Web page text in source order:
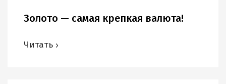
Золото — самая крепкая валюта!
Читать